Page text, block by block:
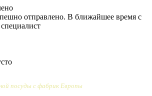
отправлено. В ближайшее время с
посуды с фабрик Европы